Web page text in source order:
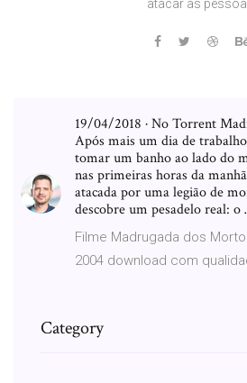
atacar as
19/04/2018 · No Torrent
Após mais um dia de
tomar um banho ao lado do
nas primeiras horas da
atacada por uma legião de
descobre um pesadelo real:
Filme Madrugada dos
2004 download com
Category